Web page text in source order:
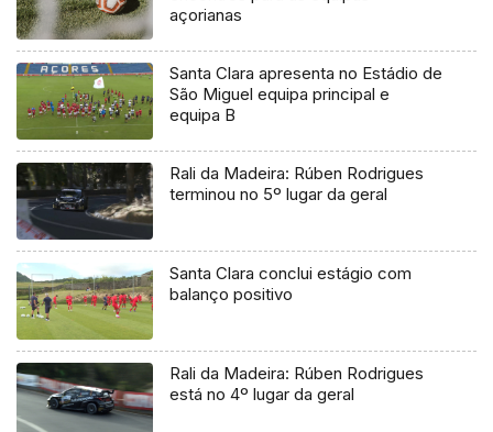
açorianas
Santa Clara apresenta no Estádio de
São Miguel equipa principal e
equipa B
Rali da Madeira: Rúben Rodrigues
terminou no 5º lugar da geral
Santa Clara conclui estágio com
balanço positivo
Rali da Madeira: Rúben Rodrigues
está no 4º lugar da geral